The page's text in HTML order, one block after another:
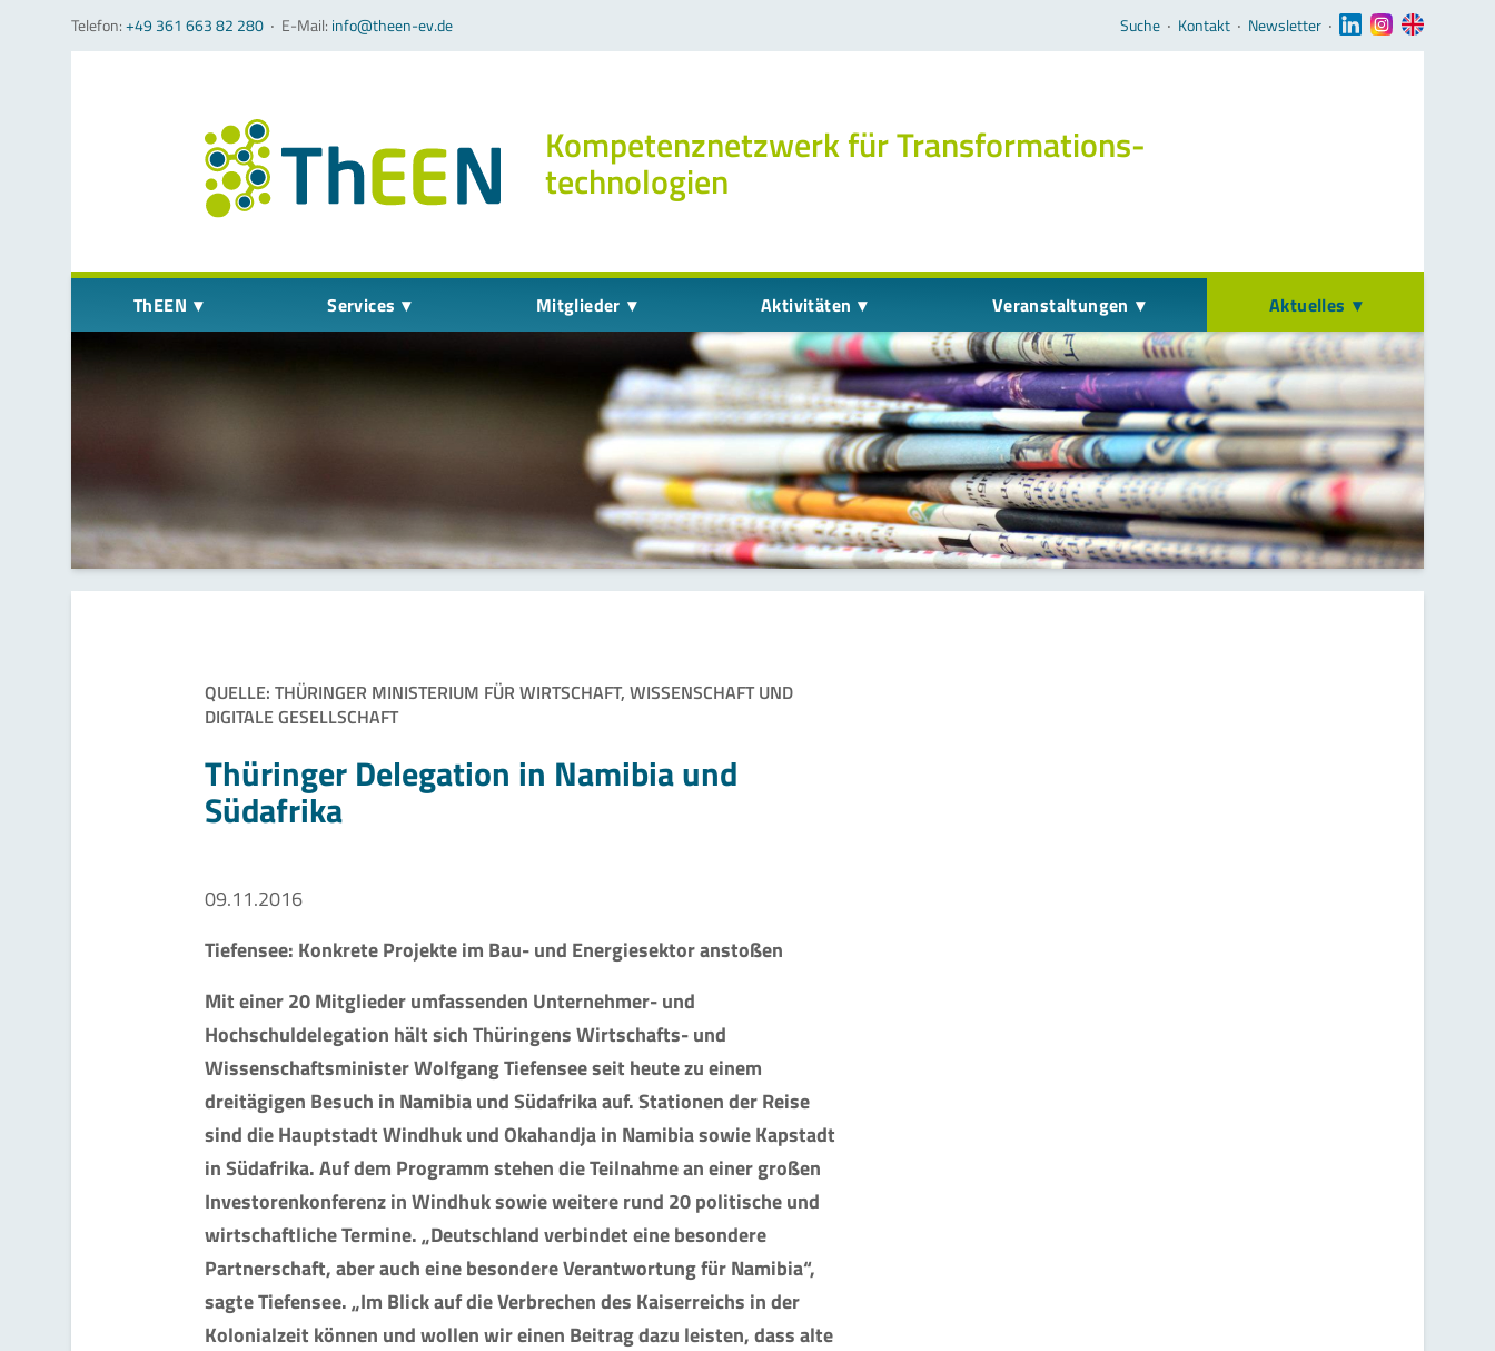
Telefon:+49 361 663 82 280 ‧ E-Mail: info@theen-ev.de Navigation überspringen
Suche ‧ Kontakt ‧ Newsletter ‧
Kompetenz­netzwerk für Transformations­
technologien
Navigation überspringen
ThEEN Services Mitglieder Aktivitäten Veranstaltungen Aktuelles
QUELLE: THÜRINGER MINISTERIUM FÜR WIRTSCHAFT, WISSENSCHAFT UND
DIGITALE GESELLSCHAFT
Thüringer Delegation in Namibia und
Südafrika
09.11.2016
Tiefensee: Konkrete Projekte im Bau- und Energiesektor anstoßen
Mit einer 20 Mitglieder umfassenden Unternehmer- und
Hochschuldelegation hält sich Thüringens Wirtschafts- und
Wissenschaftsminister Wolfgang Tiefensee seit heute zu einem
dreitägigen Besuch in Namibia und Südafrika auf. Stationen der Reise
sind die Hauptstadt Windhuk und Okahandja in Namibia sowie Kapstadt
in Südafrika. Auf dem Programm stehen die Teilnahme an einer großen
Investorenkonferenz in Windhuk sowie weitere rund 20 politische und
wirtschaftliche Termine. „Deutschland verbindet eine besondere
Partnerschaft, aber auch eine besondere Verantwortung für Namibia“,
sagte Tiefensee. „Im Blick auf die Verbrechen des Kaiserreichs in der
Kolonialzeit können und wollen wir einen Beitrag dazu leisten, dass alte